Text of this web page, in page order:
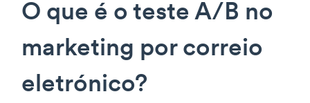
O que é o teste A/B no
marketing por correio
eletrónico?